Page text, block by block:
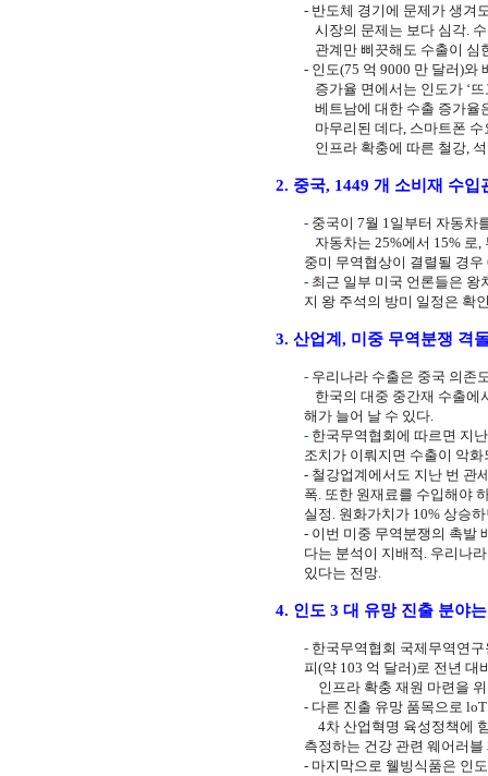
- 반도체 경기에 문제가 생겨
시장의 문제는 보다 심각.
관계만 삐끗해도 수출이 심
- 인도(75 억 9000 만 달러)와
증가율 면에서는 인도가 ‘뜨
베트남에 대한 수출 증가율
마무리된 데다, 스마트폰
인프라 확충에 따른 철강,
2. 중국, 1449 개 소비재 수입
- 중국이 7월 1일부터 자동차
자동차는 25%에서 15% 로,
중미 무역협상이 결렬될 경우
- 최근 일부 미국 언론들은 왕
지 왕 주석의 방미 일정은 확
3. 산업계 , 미중 무역분쟁 격
- 우리나라 수출은 중국 의존
한국의 대중 중간재 수출에
해가 늘어 날 수 있다.
- 한국무역협회에 따르면 지
조치가 이뤄지면 수출이 악
- 철강업계에서도 지난 번 관
폭. 또한 원재료를 수입해야
실정 . 원화가치가 10%상승
- 이번 미중 무역분쟁의 촉발
다는 분석이 지배적 . 우리나
있다는 전망.
4. 인도 3 대 유망 진출 분야
- 한국무역협회 국제무역연
피(약 103 억 달러)로 전년 대
인프라 확충 재원 마련을
- 다른 진출 유망 품목으로
4차 산업혁명 육성정책에
측정하는 건강 관련 웨어러
- 마지막으로 웰빙식품은 인